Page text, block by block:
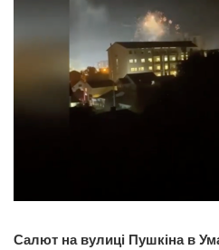
Салют на вулиці Пушкіна в